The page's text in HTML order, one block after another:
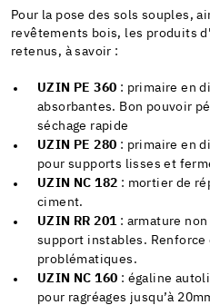
Pour la pose des sols souples,
revêtements bois, les produits
retenus, à savoir :
UZIN PE 360 : primaire en
absorbantes. Bon pouvoir
séchage rapide
UZIN PE 280 : primaire en
pour supports lisses et
UZIN NC 182 : mortier de
ciment.
UZIN RR 201: armature
support instables.
problématiques.
UZIN NC 160 : égaline
pour ragréages jusqu’à